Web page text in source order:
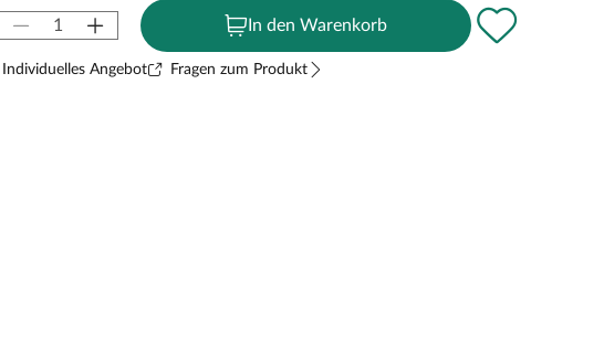
In den Warenkorb
Individuelles Angebot Fragen zum Produkt